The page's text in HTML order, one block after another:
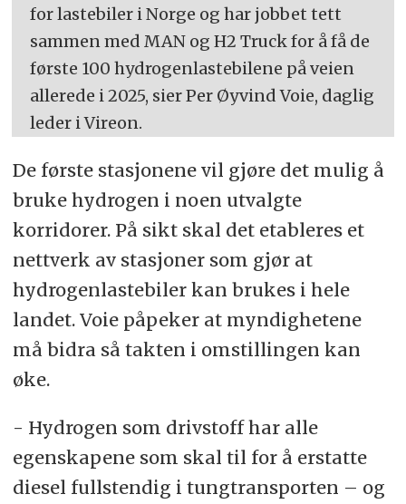
for lastebiler i Norge og har jobbet tett
sammen med MAN og H2 Truck for å få de
første 100 hydrogenlastebilene på veien
allerede i 2025, sier Per Øyvind Voie, daglig
leder i Vireon.
De første stasjonene vil gjøre det mulig å
bruke hydrogen i noen utvalgte
korridorer. På sikt skal det etableres et
nettverk av stasjoner som gjør at
hydrogenlastebiler kan brukes i hele
landet. Voie påpeker at myndighetene
må bidra så takten i omstillingen kan
øke.
- Hydrogen som drivstoff har alle
egenskapene som skal til for å erstatte
diesel fullstendig i tungtransporten – og